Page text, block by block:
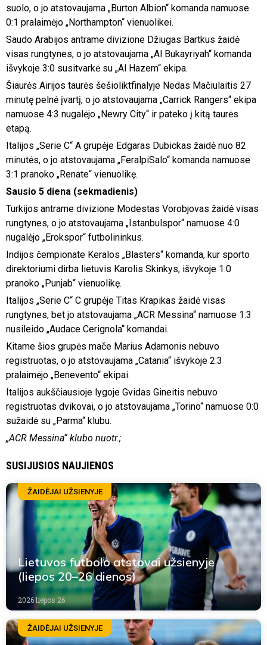
suolo, o jo atstovaujama „Burton Albion“ komanda namuose
0:1 pralaimėjo „Northampton“ vienuolikei.
Saudo Arabijos antrame divizione Džiugas Bartkus žaidė
visas rungtynes, o jo atstovaujama „Al Bukayriyah“ komanda
išvykoje 3:0 susitvarkė su „Al Hazem“ ekipa.
Šiaurės Airijos taurės šešioliktfinalyje Nedas Mačiulaitis 27
minutę pelnė įvartį, o jo atstovaujama „Carrick Rangers“ ekipa
namuose 4:3 nugalėjo „Newry City“ ir pateko į kitą taurės
etapą.
Italijos „Serie C“ A grupėje Edgaras Dubickas žaidė nuo 82
minutės, o jo atstovaujama „FeralpiSalo“ komanda namuose
3:1 pranoko „Renate“ vienuolikę.
Sausio 5 diena (sekmadienis)
Turkijos antrame divizione Modestas Vorobjovas žaidė visas
rungtynes, o jo atstovaujama „Istanbulspor“ namuose 4:0
nugalėjo „Erokspor“ futbolininkus.
Indijos čempionate Keralos „Blasters“ komanda, kur sporto
direktoriumi dirba lietuvis Karolis Skinkys, išvykoje 1:0
pranoko „Punjab“ vienuolikę.
Italijos „Serie C“ C grupėje Titas Krapikas žaidė visas
rungtynes, bet jo atstovaujama „ACR Messina“ namuose 1:3
nusileido „Audace Cerignola“ komandai.
Kitame šios grupės mače Marius Adamonis nebuvo
registruotas, o jo atstovaujama „Catania“ išvykoje 2:3
pralaimėjo „Benevento“ ekipai.
Italijos aukščiausioje lygoje Gvidas Gineitis nebuvo
registruotas dvikovai, o jo atstovaujama „Torino“ namuose 0:0
sužaidė su „Parma“ klubu.
„ACR Messina“ klubo nuotr.;
SUSIJUSIOS NAUJIENOS
ŽAIDĖJAI UŽSIENYJE
Lietuvos futbolo atstovai užsienyje
(liepos 20–26 dienos)
2026 liepos 26
ŽAIDĖJAI UŽSIENYJE